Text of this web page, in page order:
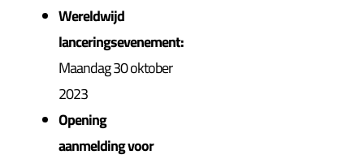
Wereldwijd
lanceringsevenement:
Maandag 30 oktober
2023
Opening
aanmelding voor